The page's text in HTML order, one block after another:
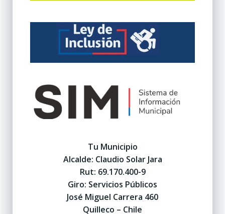
Tu Municipio
Alcalde: Claudio Solar Jara
Rut: 69.170.400-9
Giro: Servicios Públicos
José Miguel Carrera 460
Quilleco – Chile